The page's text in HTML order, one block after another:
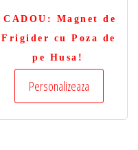
CADOU : Magnet de
Frigider cu Poza de
pe Husa!
Personalizeaza